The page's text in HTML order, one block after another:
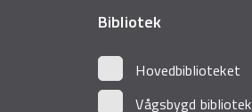
Bibliotek
Hovedbiblioteket
Vågsbygd bibliotek